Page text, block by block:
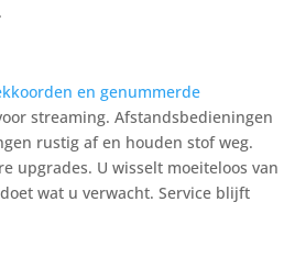
en genummerde
streaming. Afstandsbedieningen
rustig af en houden stof weg.
upgrades. U wisselt moeiteloos van
wat u verwacht. Service blijft